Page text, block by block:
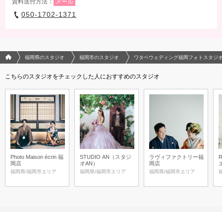
050-1702-1371
フォトウエディング/結婚写真のPhotorait ホーム
福岡県のスタジオ 福岡市のスタジオ ワタベウェディング福岡フォトスタジ
こちらのスタジオをチェックした人におすすめのスタジオ
Photo Maison écrin 福
岡店
福岡県/福岡市エリア
STUDIO AN（スタジ
オAN）
福岡県/福岡市エリア
ラヴィファクトリー福
岡店
福岡県/福岡市エリア